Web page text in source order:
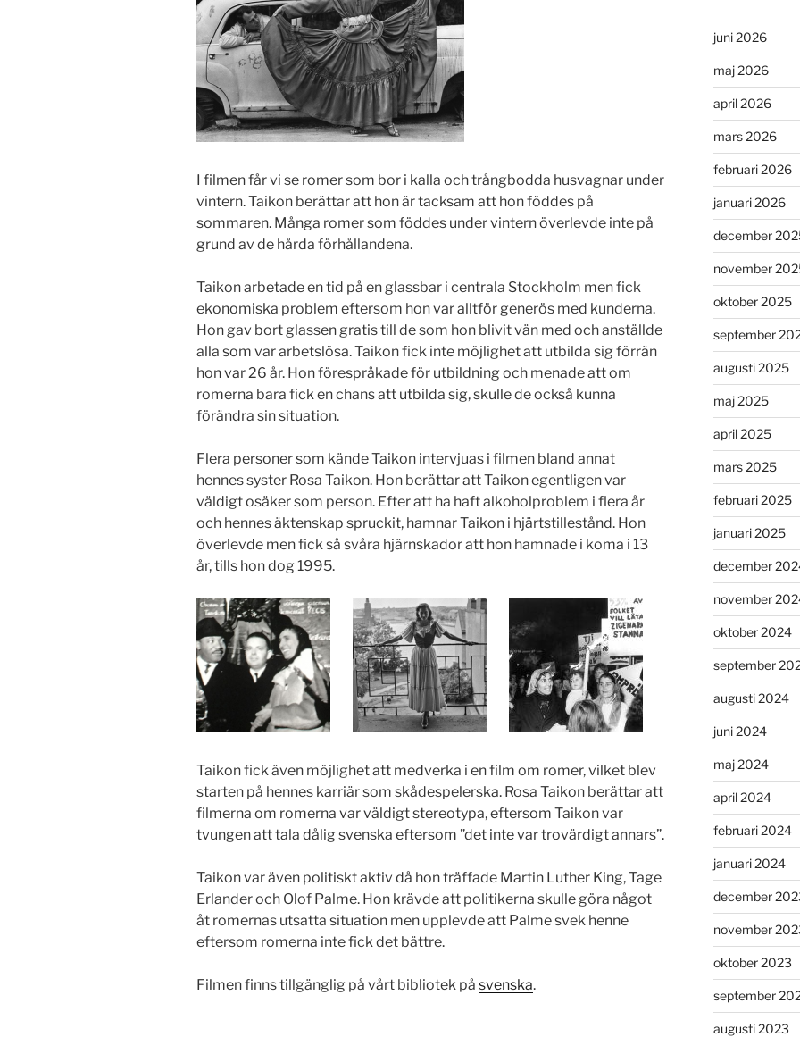
I filmen får vi se romer som bor i kalla och trångbodda husvagnar under
vintern. Taikon berättar att hon är tacksam att hon föddes på
sommaren. Många romer som föddes under vintern överlevde inte på
grund av de hårda förhållandena.
Taikon arbetade en tid på en glassbar i centrala Stockholm men fick
ekonomiska problem eftersom hon var alltför generös med kunderna.
Hon gav bort glassen gratis till de som hon blivit vän med och anställde
alla som var arbetslösa. Taikon fick inte möjlighet att utbilda sig förrän
hon var 26 år. Hon förespråkade för utbildning och menade att om
romerna bara fick en chans att utbilda sig, skulle de också kunna
förändra sin situation.
Flera personer som kände Taikon intervjuas i filmen bland annat
hennes syster Rosa Taikon. Hon berättar att Taikon egentligen var
väldigt osäker som person. Efter att ha haft alkoholproblem i flera år
och hennes äktenskap spruckit, hamnar Taikon i hjärtstillestånd. Hon
överlevde men fick så svåra hjärnskador att hon hamnade i koma i 13
år, tills hon dog 1995.
Taikon fick även möjlighet att medverka i en film om romer, vilket blev
starten på hennes karriär som skådespelerska. Rosa Taikon berättar att
filmerna om romerna var väldigt stereotypa, eftersom Taikon var
tvungen att tala dålig svenska eftersom ”det inte var trovärdigt annars”.
Taikon var även politiskt aktiv då hon träffade Martin Luther King, Tage
Erlander och Olof Palme. Hon krävde att politikerna skulle göra något
åt romernas utsatta situation men upplevde att Palme svek henne
eftersom romerna inte fick det bättre.
Filmen finns tillgänglig på vårt bibliotek på svenska.
juni 2026
maj 2026
april 2026
mars 2026
februari 2026
januari 2026
december
november
oktober 2025
september
augusti 2025
maj 2025
april 2025
mars 2025
februari 2025
januari 2025
december
november
oktober 2024
september
augusti 2024
juni 2024
maj 2024
april 2024
februari 2024
januari 2024
december
november
oktober 2023
september
augusti 2023